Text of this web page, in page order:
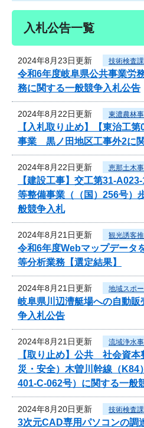
入札公告一覧
2024年8月23日更新 技術検査課
令和6年度岐阜県公共事業労
務に関する一般競争入札公告
2024年8月22日更新 東濃農林
【入札取り止め】【東治工
事業 黒ノ田地区工事外2に
2024年8月22日更新 恵那土木
【建設工事】交工第31-
等整備事業（（国）256号）
般競争入札
2024年8月21日更新 観光誘客
令和6年度Webマップデータ
等分析業務【選定結果】
2024年8月21日更新 地域スポ
岐阜県川辺漕艇場への自動
争入札公告
2024年8月21日更新 流域浄水
【取り止め】公共 社会資本
災・安全）木曽川幹線（K84
401-C-062号）に関する一般
2024年8月20日更新 技術検査課
3次元CAD専用パソコンの調